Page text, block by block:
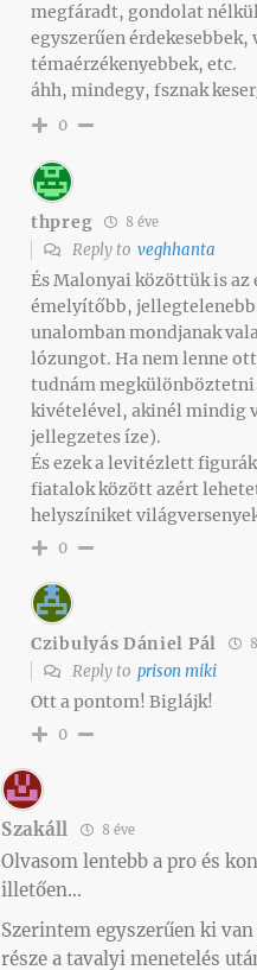
megfáradt, gondolat
egyszerűen
témaérzékenyebbek, etc.
áhh, mindegy, fsznak
0
thpreg 8 éve
Reply to veghhanta
És Malonyai közöttük is
émelyítőbb,
unalomban mondjanak
lózungot. Ha nem lenne
tudnám
kivételével, akinél mindig
jellegzetes íze).
És ezek a levitézlett
fiatalok között azért
helyszíniket
0
Czibulyás Dániel Pál
Reply to prison miki
Ott a pontom! Biglájk!
0
Szakáll 8 éve
Olvasom lentebb a pro és
illetően…
Szerintem egyszerűen ki
része a tavalyi menetelés